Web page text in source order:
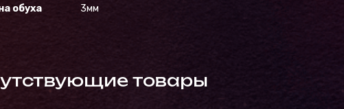
обуха 3мм
товары